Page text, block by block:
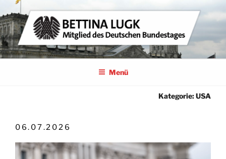
Zum
Inhalt
springen
BETTINA LUGK
MITGLIED DES DEUTSCHEN BUNDESTAGES
Menü
Kategorie:USA
VERÖFFENTLICHT
06.07.2026